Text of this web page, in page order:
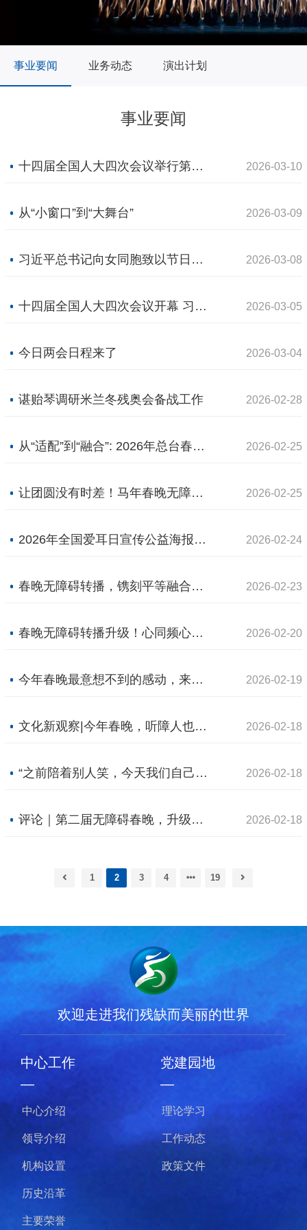
事业要闻 业务动态 演出计划
事业要闻
十四届全国人大四次会议举行第二次全体会议 习近平等出席 2026-03-10
从“小窗口”到“大舞台” 2026-03-09
习近平总书记向女同胞致以节日祝福和美好祝愿 2026-03-08
十四届全国人大四次会议开幕 习近平等党和国家领导人出席 2026-03-05
今日两会日程来了 2026-03-04
谌贻琴调研米兰冬残奥会备战工作 2026-02-28
从“适配”到“融合”: 2026年总台春晚无障碍转播的普惠革新 2026-02-25
让团圆没有时差！马年春晚无障碍转播背后的故事 2026-02-25
2026年全国爱耳日宣传公益海报正式发布 2026-02-24
春晚无障碍转播，镌刻平等融合的时代新刻度 2026-02-23
春晚无障碍转播升级！心同频心更可亲 2026-02-20
今年春晚最意想不到的感动，来自它！网友：无障碍转播，真的暖到心坎里！ 2026-02-19
文化新观察|今年春晚，听障人也同频欢笑 2026-02-18
“之前陪着别人笑，今天我们自己笑”，无障碍春晚转播，让团圆没有缺憾 2026-02-18
评论｜第二届无障碍春晚，升级的不止是技术 2026-02-18
1 2 3 4 19
欢迎走进我们残缺而美丽的世界
中心工作
—
中心介绍
领导介绍
机构设置
历史沿革
主要荣誉
党建园地
—
理论学习
工作动态
政策文件